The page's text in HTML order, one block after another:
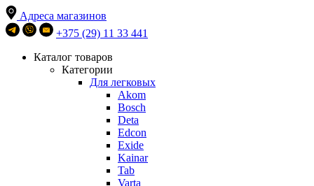
Адреса магазинов
+375 (29) 11 33 441
Каталог товаров
Категории
Для легковых
Akom
Bosch
Deta
Edcon
Exide
Kainar
Tab
Varta